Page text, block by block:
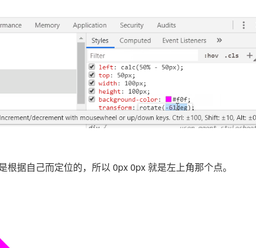
据自己而定位的，所以 0px 0px 就是左上角那个点。